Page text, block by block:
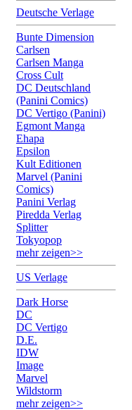
Deutsche Verlage
Bunte Dimension
Carlsen
Carlsen Manga
Cross Cult
DC Deutschland
(Panini Comics)
DC Vertigo (Panini)
Egmont Manga
Ehapa
Epsilon
Kult Editionen
Marvel (Panini
Comics)
Panini Verlag
Piredda Verlag
Splitter
Tokyopop
mehr zeigen>>
US Verlage
Dark Horse
DC
DC Vertigo
D.E.
IDW
Image
Marvel
Wildstorm
mehr zeigen>>